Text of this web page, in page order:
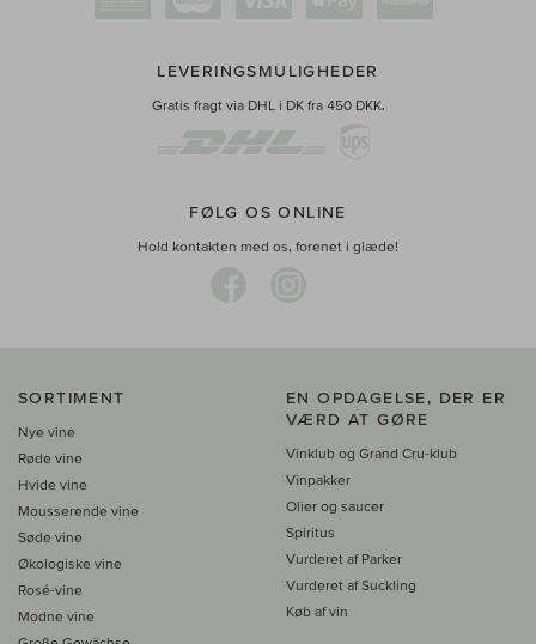
LEVERINGSMULIGHEDER
Gratis fragt via DHL i DK fra 450 DKK.
FØLG OS ONLINE
Hold kontakten med os, forenet i glæde!
SORTIMENT
Nye vine
Røde vine
Hvide vine
Mousserende vine
Søde vine
Økologiske vine
Rosé-vine
Modne vine
EN OPDAGELSE, DER ER
VÆRD AT GØRE
Vinklub og Grand Cru-klub
Vinpakker
Olier og saucer
Spiritus
Vurderet af Parker
Vurderet af Suckling
Køb af vin